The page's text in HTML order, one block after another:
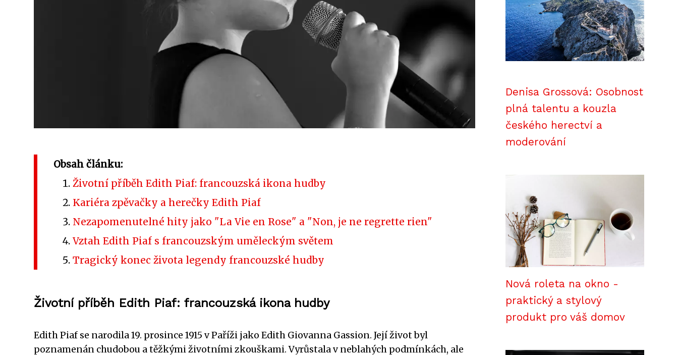
Obsah článku:
Životní příběh Edith Piaf: francouzská ikona hudby
Kariéra zpěvačky a herečky Edith Piaf
Nezapomenutelné hity jako "La Vie en Rose" a "Non, je ne regrette rien"
Vztah Edith Piaf s francouzským uměleckým světem
Tragický konec života legendy francouzské hudby
Životní příběh Edith Piaf: francouzská ikona hudby
Edith Piaf se narodila 19. prosince 1915 v Paříži jako Edith Giovanna Gassion. Její život byl
poznamenán chudobou a těžkými životními zkouškami. Vyrůstala v neblahých podmínkách, ale
Denisa Grossová: Osobnost
plná talentu a kouzla
českého herectví a
moderování
Nová roleta na okno -
praktický a stylový
produkt pro váš domov